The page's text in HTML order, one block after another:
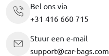
Bel ons via
+31 416 660 715
Stuur een e-mail
support@car-bags.com